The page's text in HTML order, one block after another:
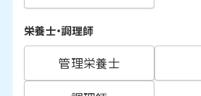
栄養士・調理師
管理栄養士